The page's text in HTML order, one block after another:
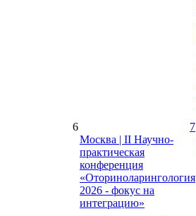
6
7
Москва | II Научно-
практическая
конференция
«Оториноларингология
2026 - фокус на
интеграцию»